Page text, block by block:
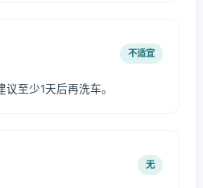
不适宜
至少1天后再洗车。
无